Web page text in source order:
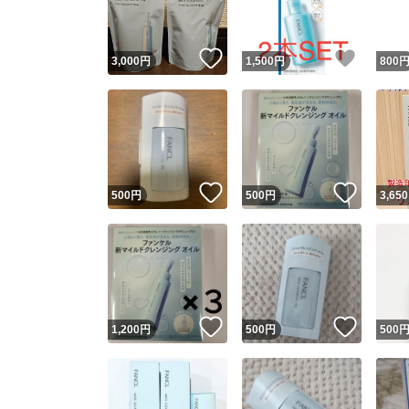
3,000円 いいね！
1,500円 いいね
800 円
500円 いいね！
500円 いいね
3,650
1,200円 いいね！
500円 いいね
500 円